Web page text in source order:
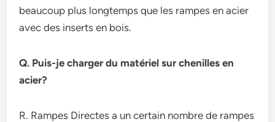
beaucoup plus longtemps que les rampes en acier
avec des inserts en bois.
Q. Puis-je charger du matériel sur chenilles en
acier?
R. Rampes Directes a un certain nombre de rampes